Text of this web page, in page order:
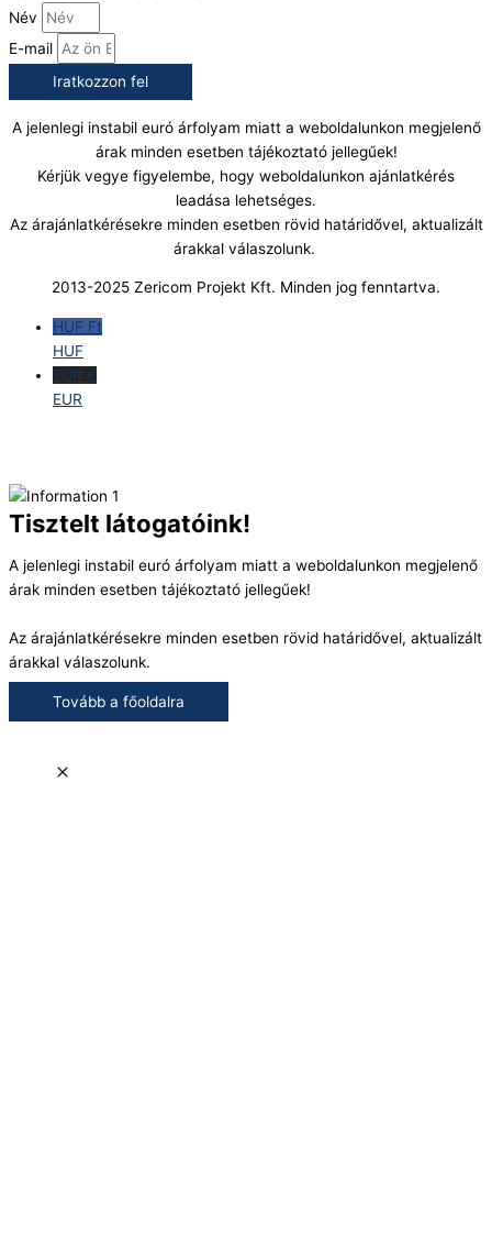
Név
E-mail
Iratkozzon fel
A jelenlegi instabil euró árfolyam miatt a weboldalunkon megjelenő
árak minden esetben tájékoztató jellegűek!
Kérjük vegye figyelembe, hogy weboldalunkon ajánlatkérés
leadása lehetséges.
Az árajánlatkérésekre minden esetben rövid határidővel, aktualizált
árakkal válaszolunk.
2013-2025 Zericom Projekt Kft. Minden jog fenntartva.
HUF Ft
HUF
EUR €
EUR
Tisztelt látogatóink!
A jelenlegi instabil euró árfolyam miatt a weboldalunkon megjelenő
árak minden esetben tájékoztató jellegűek!
Az árajánlatkérésekre minden esetben rövid határidővel, aktualizált
árakkal válaszolunk.
Tovább a főoldalra